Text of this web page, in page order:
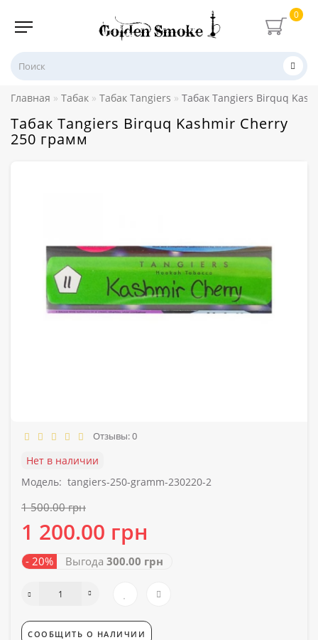
0
Главная Табак Табак Tangiers Табак Tangiers Birquq
Табак Tangiers Birquq Kashmir Cherry
250 грамм
Отзывы: 0
Нет в наличии
Модель: tangiers-250-gramm-230220-2
1 500.00 грн
1 200.00 грн
- 20% Выгода 300.00 грн
СООБЩИТЬ О НАЛИЧИИ